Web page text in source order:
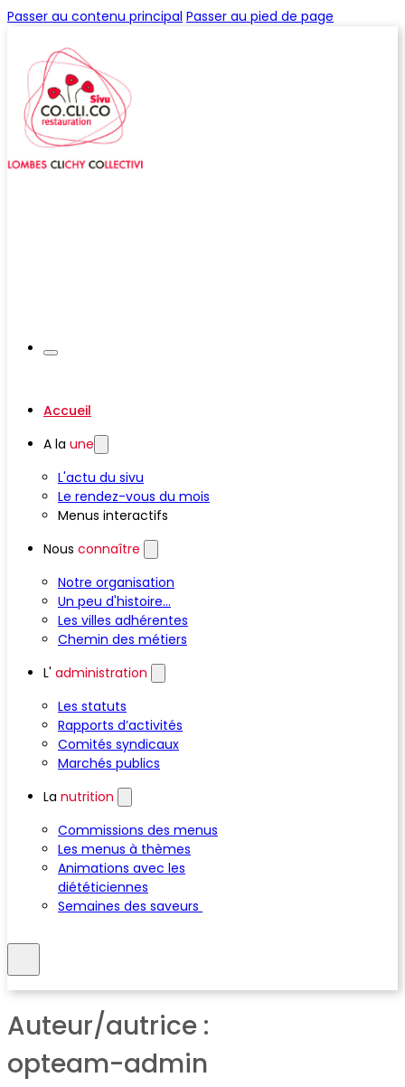
Passer au contenu principal Passer au pied de page
Accueil
A la une
L'actu du sivu
Le rendez-vous du mois
Menus interactifs
Nous connaître
Notre organisation
Un peu d'histoire...
Les villes adhérentes
Chemin des métiers
L' administration
Les statuts
Rapports d’activités
Comités syndicaux
Marchés publics
La nutrition
Commissions des menus
Les menus à thèmes
Animations avec les
diététiciennes
Semaines des saveurs
Auteur/autrice :
opteam-admin